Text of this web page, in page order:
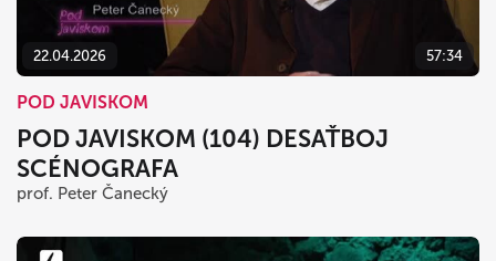
22.04.2026 57:34
POD JAVISKOM
POD JAVISKOM (104) DESAŤBOJ
SCÉNOGRAFA
prof. Peter Čanecký